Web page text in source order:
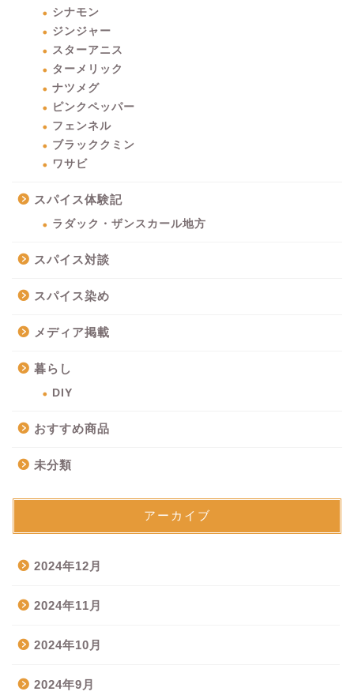
シナモン
ジンジャー
スターアニス
ターメリック
ナツメグ
ピンクペッパー
フェンネル
ブラッククミン
ワサビ
スパイス体験記
ラダック・ザンスカール地方
スパイス対談
スパイス染め
メディア掲載
暮らし
DIY
おすすめ商品
未分類
アーカイブ
2024年12月
2024年11月
2024年10月
2024年9月